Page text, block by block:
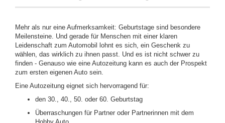
Mehr als nur eine Aufmerksamkeit: Geburtstage sind besondere
Meilensteine. Und gerade für Menschen mit einer klaren
Leidenschaft zum Automobil lohnt es sich, ein Geschenk zu
wählen, das wirklich zu ihnen passt. Und es ist nicht schwer zu
finden - Genauso wie eine Autozeitung kann es auch der Prospekt
zum ersten eigenen Auto sein.
Eine Autozeitung eignet sich hervorragend für:
den 30., 40., 50. oder 60. Geburtstag
Überraschungen für Partner oder Partnerinnen mit dem